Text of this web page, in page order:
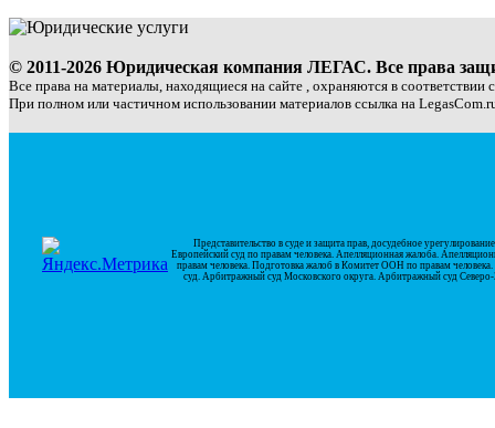
© 2011-2026 Юридическая компания ЛЕГАС. Все права
Все права на материалы, находящиеся на сайте , охраняются в соответствии
При полном или частичном использовании материалов ссылка на
Представительство в суде и защита прав, досудебное
Европейский суд по правам человека. Апелляционная жалоба.
правам человека. Подготовка жалоб в Комитет ООН по правам
суд. Арбитражный суд Московского округа. Арбитражный суд